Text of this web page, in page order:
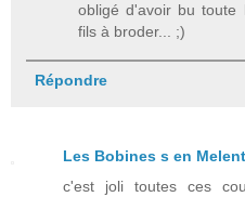
obligé d'avoir bu toute
fils à broder... ;)
Répondre
Les Bobines s en Melent
c'est joli toutes ces